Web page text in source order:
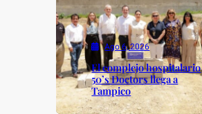
Ago 6, 2026
El complejo hospitalario
50’s Doctors llega a
Tampico